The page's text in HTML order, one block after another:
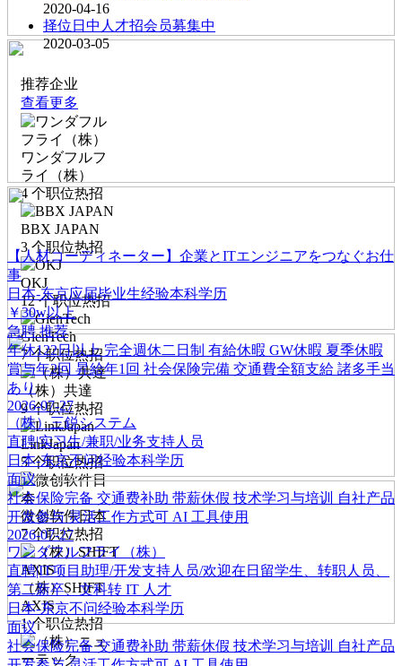
2020-04-16
择位日中人才招会员募集中
2020-03-05
推荐企业
查看更多
ワンダフルフ
ライ（株）
4 个职位热招
BBX JAPAN
3个职位热招
OKJ
12个职位热招
GienTech
7个职位热招
（株）共達
9个职位热招
LinkJapan
5个职位热招
微创软件日本
7个职位热招
（株）SHIFT
AXIS
1个职位热招
【人材コーディネーター】企業とITエンジニアをつなぐお仕
事
日本-东京应届毕业生经验本科学历
￥30w以上
急聘 推荐
年休122日以上 完全週休二日制 有給休暇 GW休暇 夏季休暇
賞与年2回 昇給年1回 社会保険完備 交通費全額支給 諸多手当
あり
2026-07-27
（株）三鋭システム
直聘|实习生/兼职/业务支持人员
日本-东京不问经验本科学历
面议
社会保险完备 交通费补助 带薪休假 技术学习与培训
自社产品
开发参与 灵活工作方式可 AI 工具使用
2026-07-27
ワンダフルフライ（株）
直聘|IT项目助理/开发支持人员/欢迎在日留学生、转职人员、
第二新卒、文科转 IT 人才
日本-东京不问经验本科学历
面议
社会保险完备 交通费补助 带薪休假 技术学习与培训
自社产品